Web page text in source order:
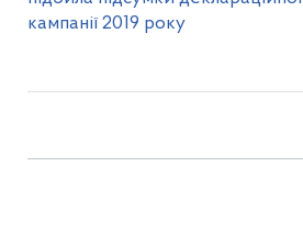
кампанії 2019 року